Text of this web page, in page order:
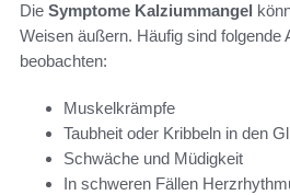
Die Symptome Kalziummangel
Weisen äußern. Häufig sind folgende
beobachten:
Muskelkrämpfe
Taubheit oder Kribbeln in den
Schwäche und Müdigkeit
In schweren Fällen